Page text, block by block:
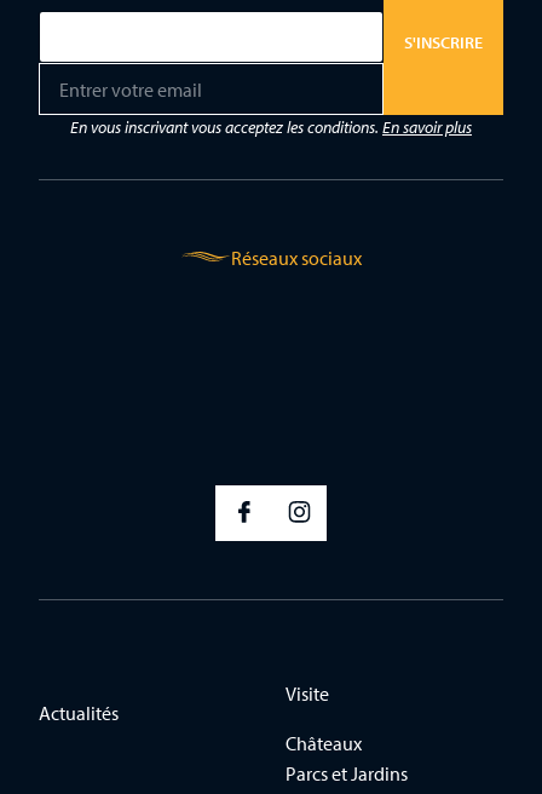
a
*
S'INSCRIRE
En vous inscrivant vous acceptez les conditions. En savoir plus
Réseaux sociaux
Actualités
Visite
Châteaux
Parcs et Jardins